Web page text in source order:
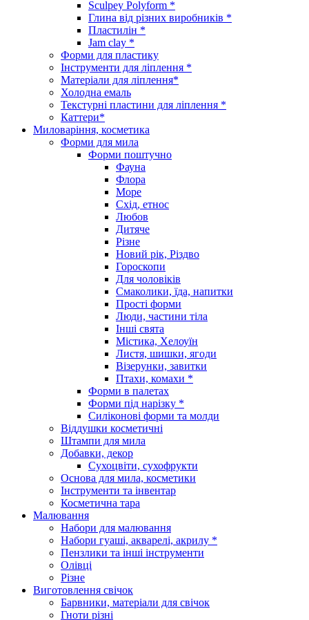
Sculpey Polyform *
Глина від різних виробників *
Пластилін *
Jam clay *
Форми для пластику
Інструменти для ліплення *
Матеріали для ліплення*
Холодна емаль
Текстурні пластини для ліплення *
Каттери*
Миловаріння, косметика
Форми для мила
Форми поштучно
Фауна
Флора
Море
Схід, етнос
Любов
Дитяче
Різне
Новий рік, Різдво
Гороскопи
Для чоловіків
Смаколики, їда, напитки
Прості форми
Люди, частини тіла
Інші свята
Містика, Хелоуїн
Листя, шишки, ягоди
Візерунки, завитки
Птахи, комахи *
Форми в палетах
Форми під нарізку *
Силіконові форми та молди
Віддушки косметичні
Штампи для мила
Добавки, декор
Сухоцвіти, сухофрукти
Основа для мила, косметики
Інструменти та інвентар
Косметична тара
Малювання
Набори для малювання
Набори гуаші, акварелі, акрилу *
Пензлики та інші інструменти
Олівці
Різне
Виготовлення свічок
Барвники, матеріали для свічок
Гноти різні